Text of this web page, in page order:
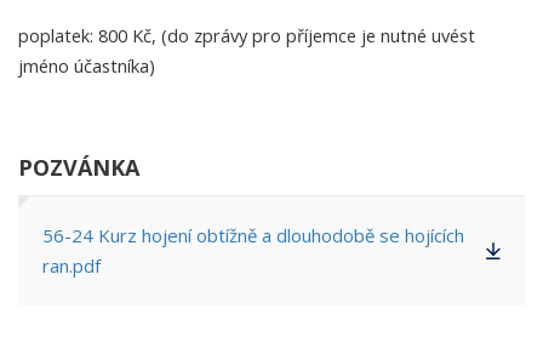
poplatek: 800 Kč, (do zprávy pro příjemce je nutné uvést
jméno účastníka)
POZVÁNKA
56-24 Kurz hojení obtížně a dlouhodobě se hojících
ran.pdf